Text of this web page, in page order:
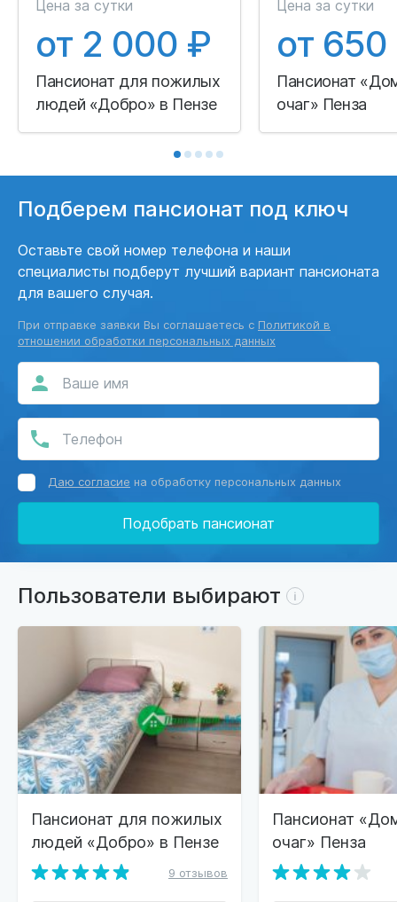
Цена за сутки
от 2 000 ₽
Пансионат для пожилых
людей «Добро» в Пензе
Цена за сутки
от
Пансионат
очаг» Пенза
Подберем пансионат под ключ
Оставьте свой номер телефона и наши
специалисты подберут лучший вариант пансионата
для вашего случая.
При отправке заявки Вы соглашаетесь с Политикой в
отношении обработки персональных данных
Даю согласие на обработку персональных данных
Подобрать пансионат
Пользователи выбирают i
Пансионат для пожилых
людей «Добро» в Пензе
9 отзывов
Пансионат
очаг» Пенза